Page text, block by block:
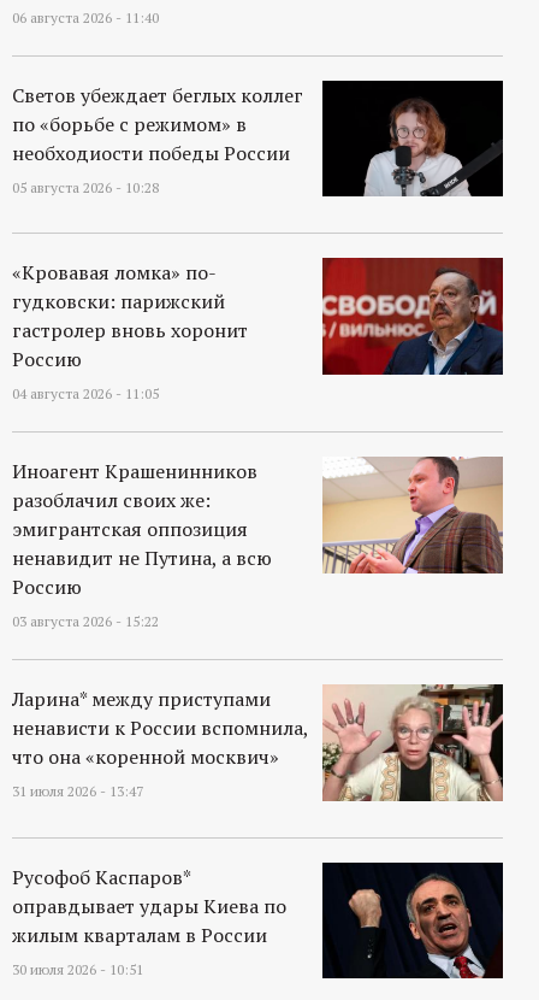
а
л
06 августа 2026 - 11:40
Светов убеждает беглых коллег
по «борьбе с режимом» в
необходиости победы России
05 августа 2026 - 10:28
«Кровавая ломка» по-
гудковски: парижский
гастролер вновь хоронит
Россию
04 августа 2026 - 11:05
Иноагент Крашенинников
разоблачил своих же:
эмигрантская оппозиция
ненавидит не Путина, а всю
Россию
03 августа 2026 - 15:22
Ларина* между приступами
ненависти к России вспомнила,
что она «коренной москвич»
31 июля 2026 - 13:47
Русофоб Каспаров*
оправдывает удары Киева по
жилым кварталам в России
30 июля 2026 - 10:51